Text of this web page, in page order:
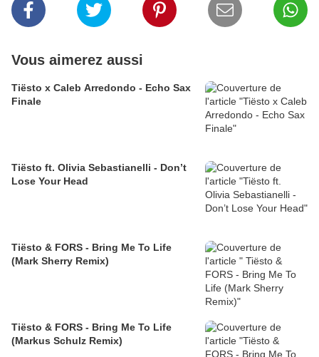
Vous aimerez aussi
Tiësto x Caleb Arredondo - Echo Sax
Finale
Tiësto ft. Olivia Sebastianelli - Don’t
Lose Your Head
Tiësto & FORS - Bring Me To Life
(Mark Sherry Remix)
Tiësto & FORS - Bring Me To Life
(Markus Schulz Remix)